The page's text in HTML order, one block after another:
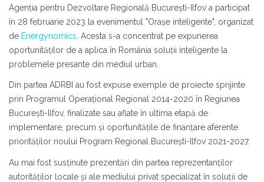
Agenţia pentru Dezvoltare Regională Bucureşti-Ilfov a participat
în 28 februarie 2023 la evenimentul "Oraşe inteligente", organizat
de Energynomics . Acesta s-a concentrat pe expunerea
oportunităților de a aplica în România soluții inteligente la
problemele presante din mediul urban.
Din partea ADRBI au fost expuse exemple de proiecte sprijinte
prin Programul Operaţional Regional 2014-2020 în Regiunea
Bucureşti-Ilfov, finalizate sau aflate în ultima etapă de
implementare, precum şi oportunităţile de finanţare aferente
priorităţilor noului Program Regional Bucureşti-Ilfov 2021-2027.
Au mai fost susţinute prezentări din partea reprezentanţilor
autorităţilor locale şi ale mediului privat specializat în soluţii de